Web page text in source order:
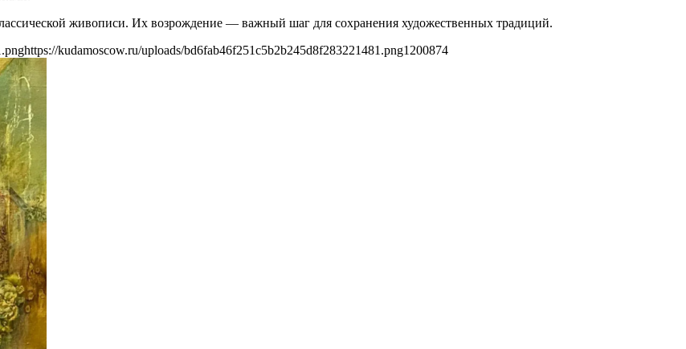
живописи. Их возрождение — важный шаг для сохранения художественных традиций.
https://kudamoscow.ru/uploads/bd6fab46f251c5b2b245d8f283221481.png1200874